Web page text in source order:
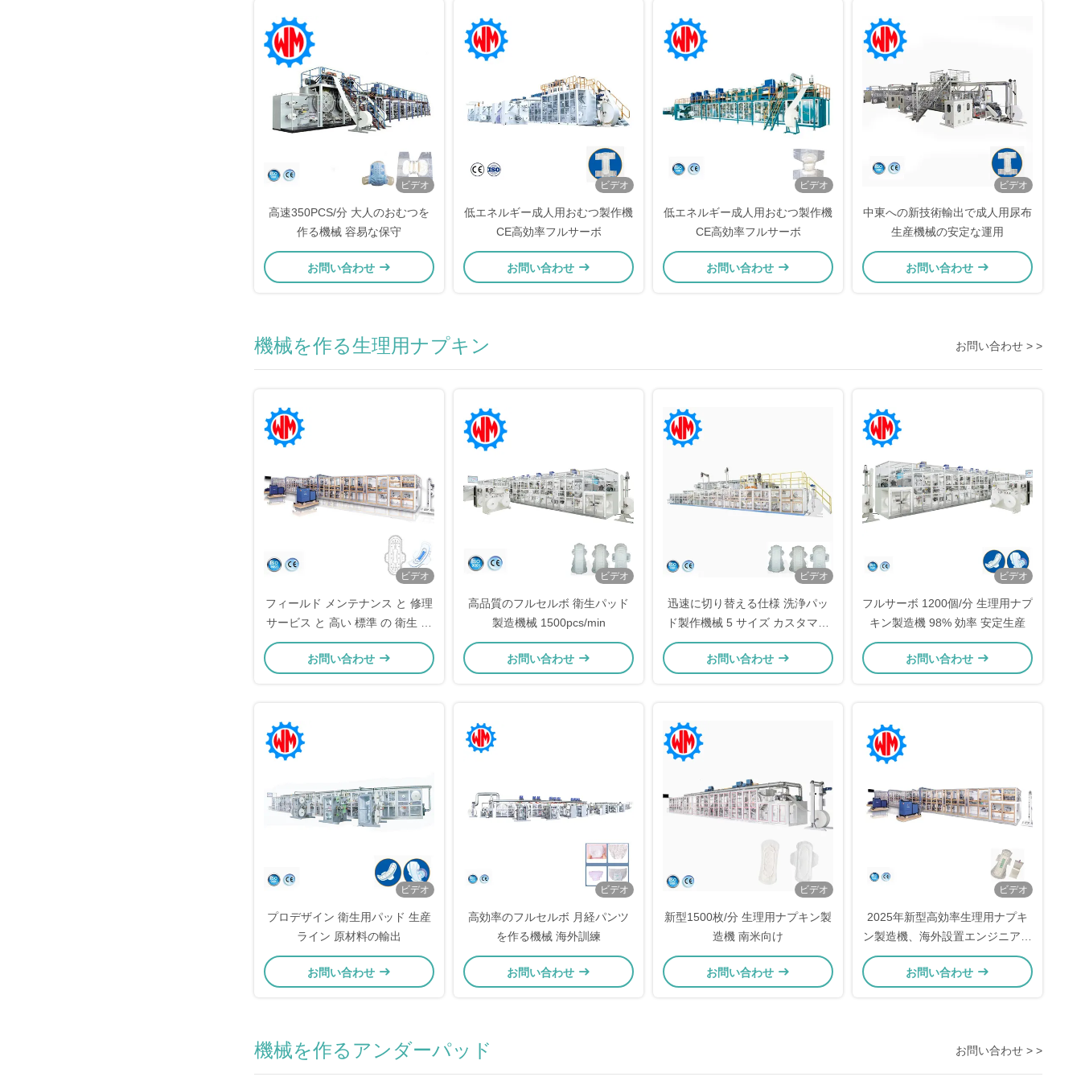
ビデオ
高速350PCS/分 大人のおむつを
作る機械 容易な保守
お問い合わせ
ビデオ
低エネルギー成人用おむつ製作機
CE高効率フルサーボ
お問い合わせ
ビデオ
低エネルギー成人用おむつ製作機
CE高効率フルサーボ
お問い合わせ
ビデオ
中東への新技術輸出で成人用尿布
生産機械の安定な運用
お問い合わせ
機械を作る生理用ナプキン お問い合わせ > >
ビデオ
フィールド メンテナンス と 修理
サービス と 高い 標準 の 衛生 パ
ッド 製造 機械
お問い合わせ
ビデオ
高品質のフルセルボ 衛生パッド
製造機械 1500pcs/min
お問い合わせ
ビデオ
迅速に切り替える仕様 洗浄パッ
ド製作機械 5 サイズ カスタマイ
ズ
お問い合わせ
ビデオ
フルサーボ 1200個/分 生理用ナプ
キン製造機 98% 効率 安定生産
お問い合わせ
ビデオ
プロデザイン 衛生用パッド 生産
ライン 原材料の輸出
お問い合わせ
ビデオ
高効率のフルセルボ 月経パンツ
を作る機械 海外訓練
お問い合わせ
ビデオ
新型1500枚/分 生理用ナプキン製
造機 南米向け
お問い合わせ
ビデオ
2025年新型高効率生理用ナプキ
ン製造機、海外設置エンジニア付
き
お問い合わせ
機械を作るアンダーパッド お問い合わせ > >